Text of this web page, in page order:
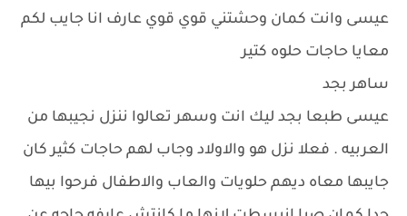
عيسى وانت كمان وحشتني قوي قوي عارف انا جايب لكم
معايا حاجات حلوه كتير
ساهر بجد
عيسى طبعا بجد ليك انت وسهر تعالوا ننزل نجيبها من
العربيه . فعلا نزل هو والاولاد وجاب لهم حاجات كثير كان
جايبها معاه ديهم حلويات والعاب والاطفال فرحوا بيها